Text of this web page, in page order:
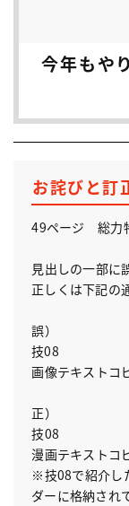
今年もや
お詫びと訂
49ページ 総力
見出しの一部に
正しくは下記の
誤）
技08
画像テキストコ
正）
技08
漫画テキストコ
※技08で紹介し
ダーに格納され